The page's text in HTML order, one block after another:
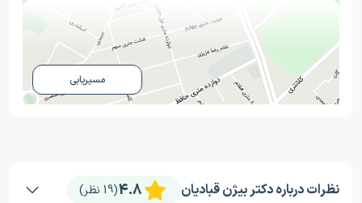
مسیریابی
نظرات درباره دکتر بیژن قبادیان (19 نظر)4.8